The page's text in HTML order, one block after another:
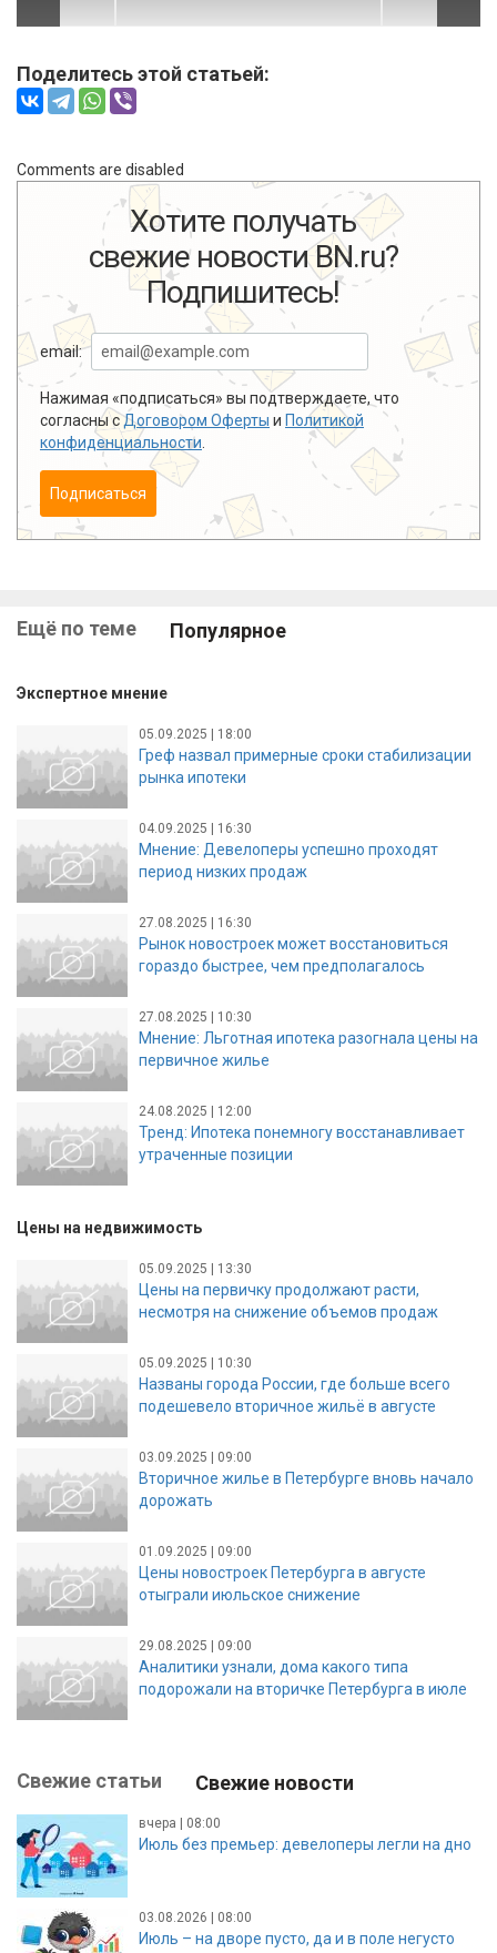
Поделитесь этой статьей:
Comments are disabled
Хотите получать
свежие новости BN.ru?
Подпишитесь!
email:
Нажимая «подписаться» вы подтверждаете, что
согласны сДоговором Оферты и Политикой
конфиденциальности
Подписаться
Ещё по теме Популярное
Экспертное мнение
05.09.2025 | 18:00
Греф назвал примерные сроки стабилизации
рынка ипотеки
04.09.2025 | 16:30
Мнение: Девелоперы успешно проходят
период низких продаж
27.08.2025 | 16:30
Рынок новостроек может восстановиться
гораздо быстрее, чем предполагалось
27.08.2025 | 10:30
Мнение: Льготная ипотека разогнала цены на
первичное жилье
24.08.2025 | 12:00
Тренд: Ипотека понемногу восстанавливает
утраченные позиции
Цены на недвижимость
05.09.2025 | 13:30
Цены на первичку продолжают расти,
несмотря на снижение объемов продаж
05.09.2025 | 10:30
Названы города России, где больше всего
подешевело вторичное жильё в августе
03.09.2025 | 09:00
Вторичное жилье в Петербурге вновь начало
дорожать
01.09.2025 | 09:00
Цены новостроек Петербурга в августе
отыграли июльское снижение
29.08.2025 | 09:00
Аналитики узнали, дома какого типа
подорожали на вторичке Петербурга в июле
Свежие статьи Свежие новости
вчера | 08:00
Июль без премьер: девелоперы легли на дно
03.08.2026 | 08:00
Июль – на дворе пусто, да и в поле негусто